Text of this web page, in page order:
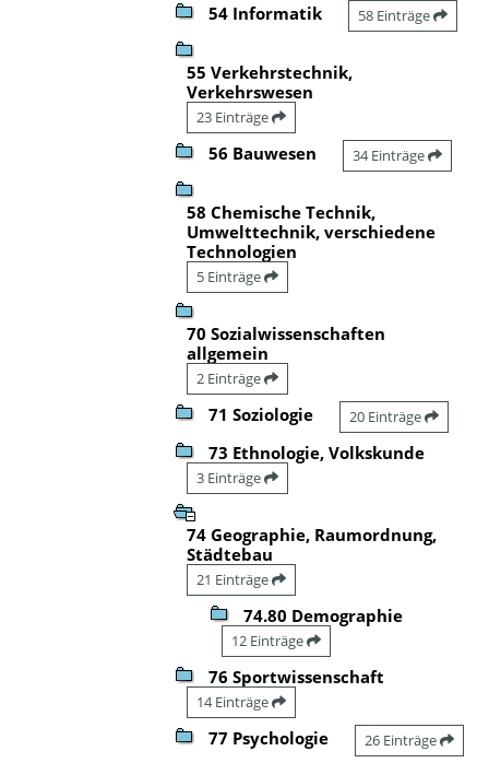
54 Informatik 58 Einträge
55 Verkehrstechnik,
Verkehrswesen
23 Einträge
56 Bauwesen 34 Einträge
58 Chemische Technik,
Umwelttechnik, verschiedene
Technologien
5 Einträge
70 Sozialwissenschaften
allgemein
2 Einträge
71 Soziologie 20 Einträge
73 Ethnologie, Volkskunde
3 Einträge
74 Geographie, Raumordnung,
Städtebau
21 Einträge
74.80 Demographie
12 Einträge
76 Sportwissenschaft
14 Einträge
77 Psychologie 26 Einträge